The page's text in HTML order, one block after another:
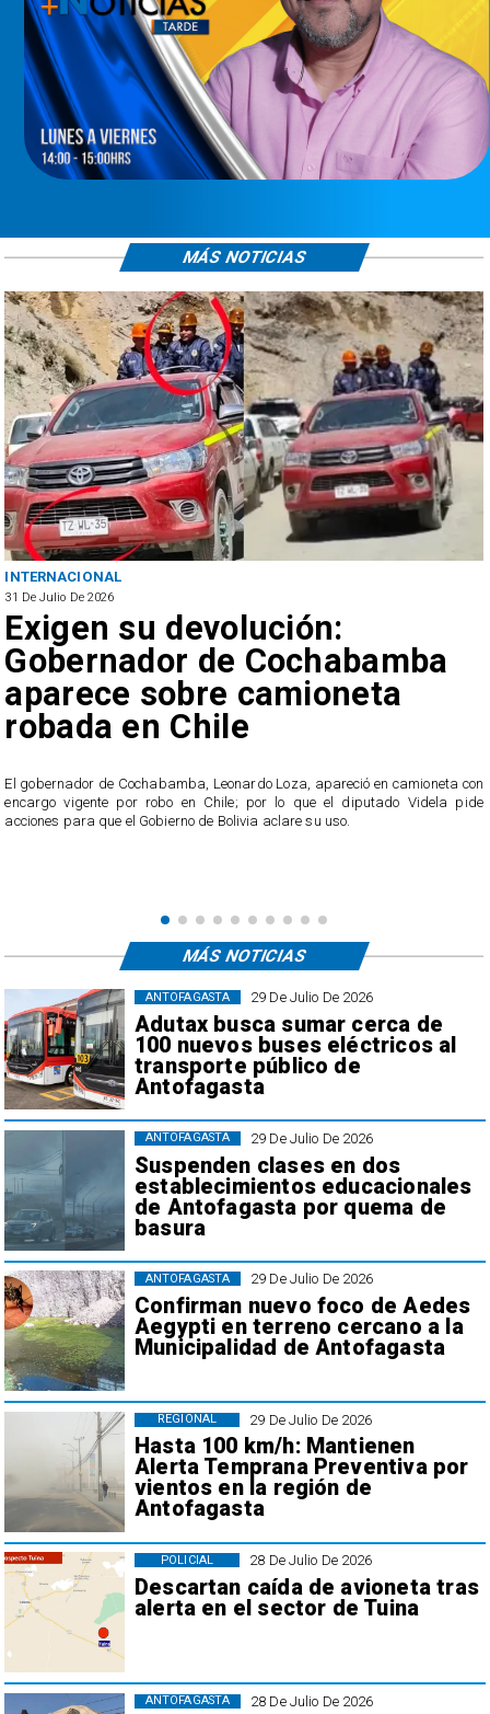
INTERNACIONAL
31 De Julio De 2026
Exigen su devolución:
Gobernador de Cochabamba
aparece sobre camioneta
robada en Chile
​El gobernador de Cochabamba, Leonardo Loza, apareció en camioneta con
encargo vigente por robo en Chile; por lo que el diputado Videla pide
acciones para que el Gobierno de Bolivia aclare su uso.
MÁS NOTICIAS
29 De Julio De 2026
Adutax busca sumar cerca de
100 nuevos buses eléctricos al
transporte público de
Antofagasta
ANTOFAGASTA
29 De Julio De 2026
Suspenden clases en dos
establecimientos educacionales
de Antofagasta por quema de
basura
ANTOFAGASTA
29 De Julio De 2026
Confirman nuevo foco de Aedes
Aegypti en terreno cercano a la
Municipalidad de Antofagasta
ANTOFAGASTA
29 De Julio De 2026
Hasta 100 km/h: Mantienen
Alerta Temprana Preventiva por
vientos en la región de
Antofagasta
REGIONAL
28 De Julio De 2026
Descartan caída de avioneta tras
alerta en el sector de Tuina
POLICIAL
28 De Julio De 2026
ANTOFAGASTA
MÁS NOTICIAS